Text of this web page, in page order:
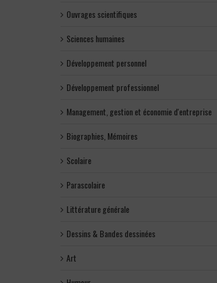
Ouvrages scientifiques
Sciences humaines
Développement personnel
Développement professionnel
Management, gestion et économie d'entreprise
Biographies, Mémoires
Scolaire
Parascolaire
Littérature générale
Dessins & Bandes dessinées
Art